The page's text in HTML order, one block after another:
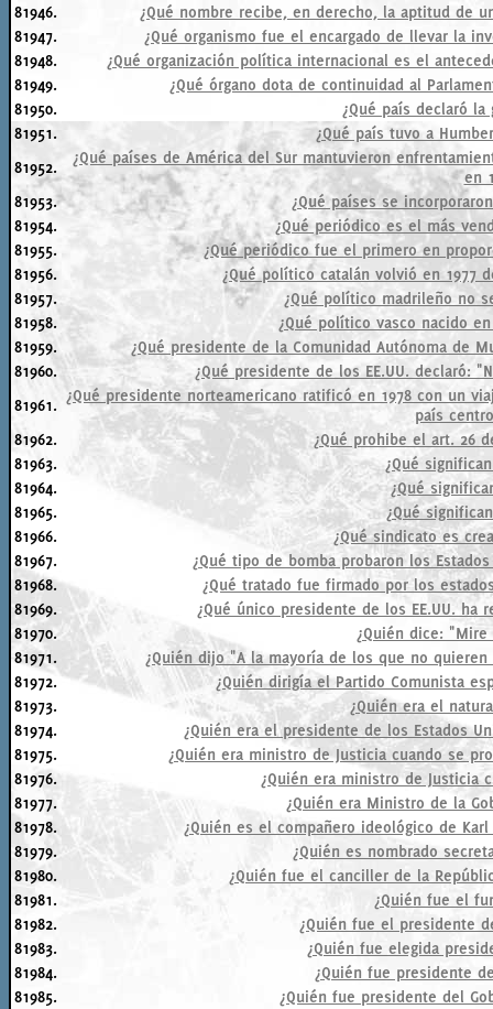
81946.
¿Qué nombre recibe, en derecho, la aptitud de
81947.
¿Qué organismo fue el encargado de llevar la
81948.
¿Qué organización política internacional es el
81949.
¿Qué órgano dota de continuidad al
81950.
¿Qué país declaró la
81951.
¿Qué país tuvo a
81952.
¿Qué países de América del Sur mantuvieron
en
81953.
¿Qué países se
81954.
¿Qué periódico es el más
81955.
¿Qué periódico fue el primero en
81956.
¿Qué político catalán volvió en 1977
81957.
¿Qué político madrileño no
81958.
¿Qué político vasco nacido
81959.
¿Qué presidente de la Comunidad Autónoma de
81960.
¿Qué presidente de los EE.UU. declaró:
81961. ¿Qué presidente norteamericano ratificó en 1978 con un
país
81962.
¿Qué prohibe el art. 26
81963.
¿Qué
81964.
¿Qué
81965.
¿Qué
81966.
¿Qué sindicato es
81967.
¿Qué tipo de bomba probaron los
81968.
¿Qué tratado fue firmado por los
81969.
¿Qué único presidente de los EE.UU. ha
81970.
¿Quién dice:
81971.
¿Quién dijo "A la mayoría de los que no
81972.
¿Quién dirigía el Partido Comunista
81973.
¿Quién era el
81974.
¿Quién era el presidente de los Estados
81975.
¿Quién era ministro de Justicia cuando se
81976.
¿Quién era ministro de Justicia
81977.
¿Quién era Ministro de la
81978.
¿Quién es el compañero ideológico de
81979.
¿Quién es nombrado
81980.
¿Quién fue el canciller de la
81981.
¿Quién fue el
81982.
¿Quién fue el presidente
81983.
¿Quién fue elegida
81984.
¿Quién fue presidente
81985.
¿Quién fue presidente del